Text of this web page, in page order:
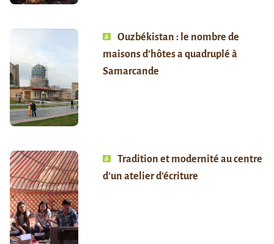
Ouzbékistan : le nombre de
maisons d’hôtes a quadruplé à
Samarcande
Tradition et modernité au centre
d’un atelier d’écriture